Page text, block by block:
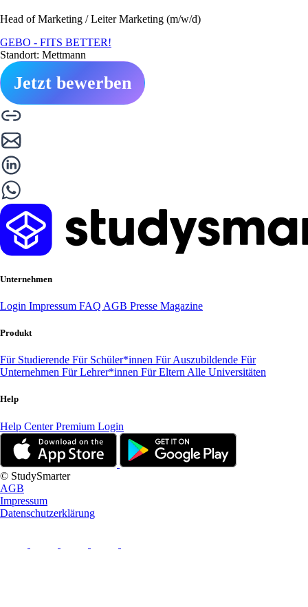
Head of Marketing / Leiter Marketing (m/w/d)
GEBO - FITS BETTER!
Standort: Mettmann
Jetzt bewerben
Unternehmen
Login Impressum FAQ AGB Presse Magazine
Produkt
Für Studierende Für Schüler*innen Für Auszubildende Für
Unternehmen Für Lehrer*innen Für Eltern Alle Universitäten
Help
Help CenterPremium Login
© StudySmarter
AGB
Impressum
Datenschutzerklärung